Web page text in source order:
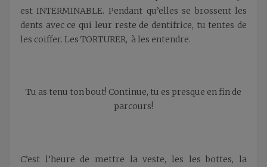
est INTERMINABLE. Pendant qu’elles se brossent les
dents avec ce qui leur reste de dentifrice, tu tentes de
les coiffer. Les TORTURER, à les entendre.
Tu as tenu ton bout! Continue, tu es presque en fin de
parcours!
C’est l’heure de mettre la veste, les les bottes, la